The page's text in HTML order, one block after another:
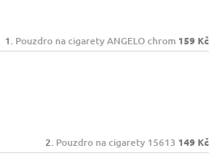
Pouzdro na cigarety ANGELO chrom 159 Kč
Pouzdro na cigarety 15613 149 Kč